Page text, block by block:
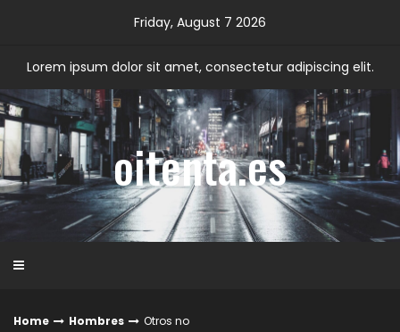
Friday, August 7 2026
Lorem ipsum dolor sit amet, consectetur adipiscing elit.
oitenta.es
Home Hombres Otros no